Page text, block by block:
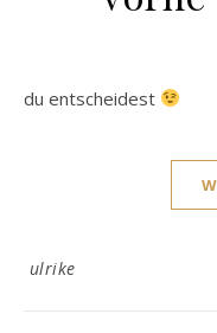
du entscheidest
ulrike